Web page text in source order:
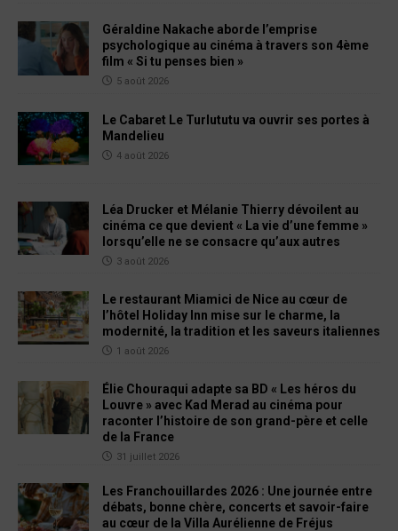
Géraldine Nakache aborde l’emprise
psychologique au cinéma à travers son 4ème
film « Si tu penses bien »
5 août 2026
Le Cabaret Le Turlututu va ouvrir ses portes à
Mandelieu
4 août 2026
Léa Drucker et Mélanie Thierry dévoilent au
cinéma ce que devient « La vie d’une femme »
lorsqu’elle ne se consacre qu’aux autres
3 août 2026
Le restaurant Miamici de Nice au cœur de
l’hôtel Holiday Inn mise sur le charme, la
modernité, la tradition et les saveurs italiennes
1 août 2026
Élie Chouraqui adapte sa BD « Les héros du
Louvre » avec Kad Merad au cinéma pour
raconter l’histoire de son grand-père et celle
de la France
31 juillet 2026
Les Franchouillardes 2026 : Une journée entre
débats, bonne chère, concerts et savoir-faire
au cœur de la Villa Aurélienne de Fréjus